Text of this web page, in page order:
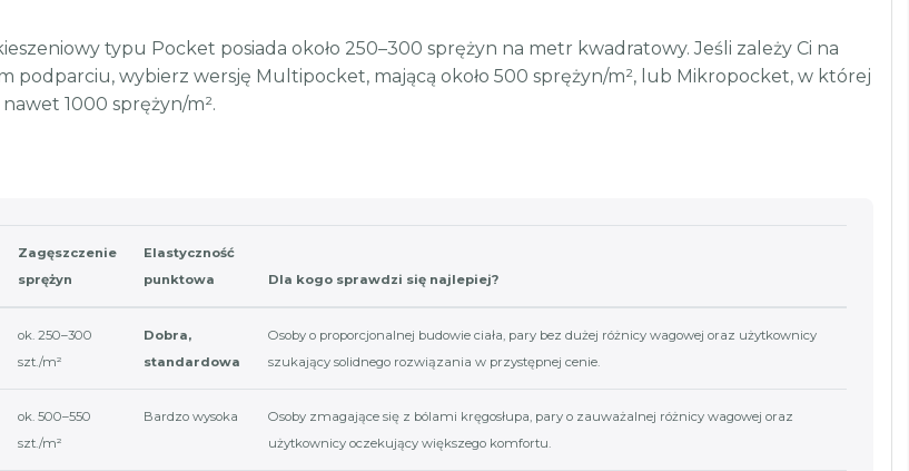
typu Pocket posiada około 250–300 sprężyn na metr kwadratowy. Jeśli zależy Ci na
podparciu, wybierz wersję Multipocket, mającą około 500 sprężyn/m², lub Mikropocket, w której
1000 sprężyn/m².
Zagęszczenie
sprężyn
Elastyczność
punktowa
Dla kogo sprawdzi się najlepiej?
ok. 250–300
szt./m²
Dobra,
standardowa
Osoby o proporcjonalnej budowie ciała, pary bez dużej różnicy wagowej oraz użytkownicy
szukający solidnego rozwiązania w przystępnej cenie.
ok. 500–550
szt./m²
Bardzo wysoka
Osoby zmagające się z bólami kręgosłupa, pary o zauważalnej różnicy wagowej oraz
użytkownicy oczekujący większego komfortu.